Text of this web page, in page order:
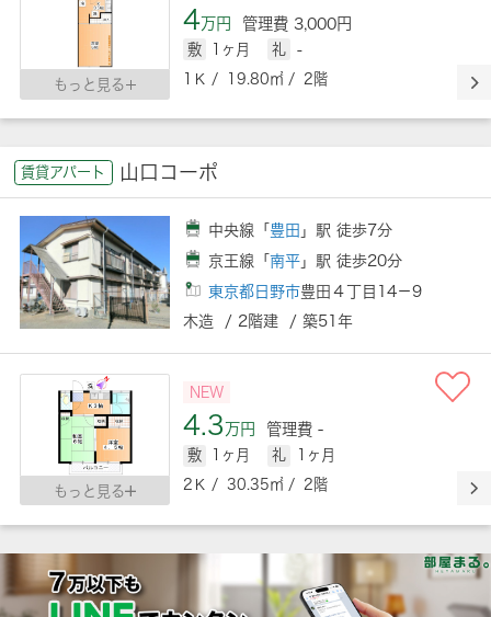
もっと見る
4万円 管理費 3,000円
敷 1ヶ月 礼
-
1Ｋ / 19.80㎡ / 2階
賃貸アパート 山口コーポ
中央線「 豊田 」駅 徒歩7分
京王線「南平 」駅 徒歩20分
東京都日野市豊田４丁目14－9
木造 / 2階建 / 築51年
もっと見る
NEW
4.3万円 管理費 -
敷 1ヶ月 礼
1ヶ月
2Ｋ / 30.35㎡ / 2階